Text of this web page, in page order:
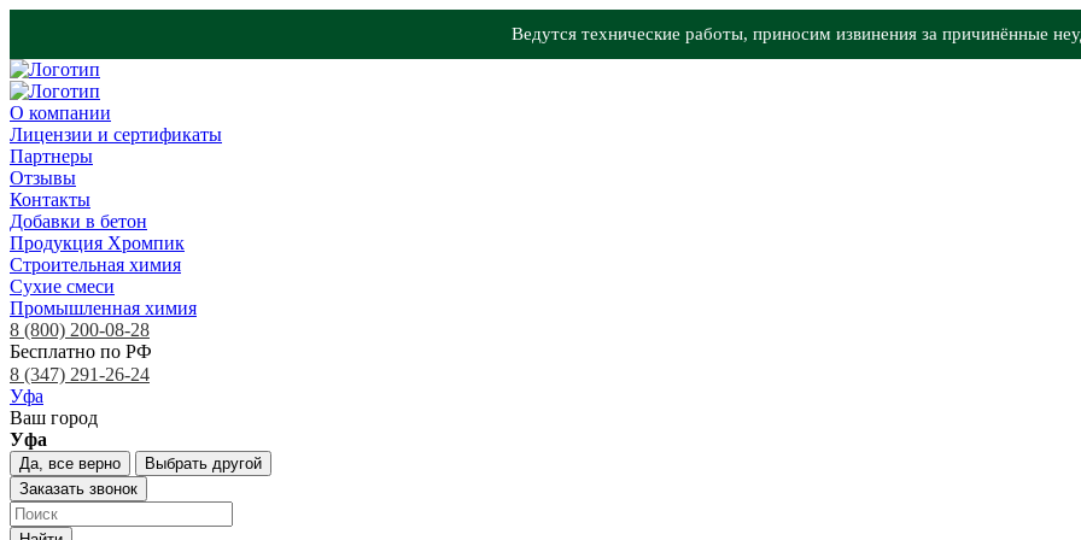
Ведутся технические работы, приносим извинения за причинённые
О компании
Лицензии и сертификаты
Партнеры
Отзывы
Контакты
Добавки в бетон
Продукция Хромпик
Строительная химия
Сухие смеси
Промышленная химия
8 (800) 200-08-28
Бесплатно по РФ
8 (347) 291-26-24
Уфа
Ваш город
Уфа
Да, все верно
Выбрать другой
Заказать звонок